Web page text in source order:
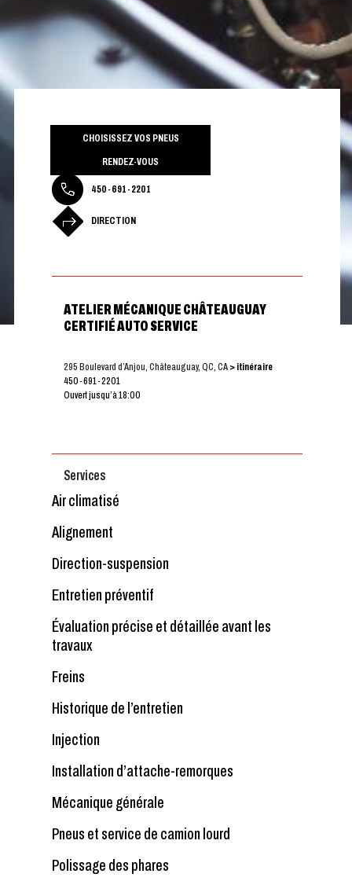
CHOISISSEZ VOS PNEUS
RENDEZ-VOUS
450-691-2201
DIRECTION
ATELIER MÉCANIQUE CHÂTEAUGUAY
CERTIFIÉ AUTO SERVICE
295 Boulevard d’Anjou, Châteauguay, QC, CA > itinéraire
450-691-2201
Ouvert jusqu’à 18:00
Services
Air climatisé
Alignement
Direction-suspension
Entretien préventif
Évaluation précise et détaillée avant les
travaux
Freins
Historique de l’entretien
Injection
Installation d’attache-remorques
Mécanique générale
Pneus et service de camion lourd
Polissage des phares